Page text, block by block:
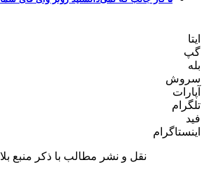
نقل و نشر مطالب با ذکر منبع بلامانع